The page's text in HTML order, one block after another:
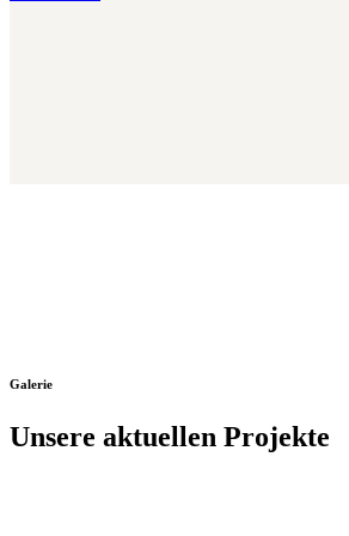
Galerie
Unsere aktuellen Projekte